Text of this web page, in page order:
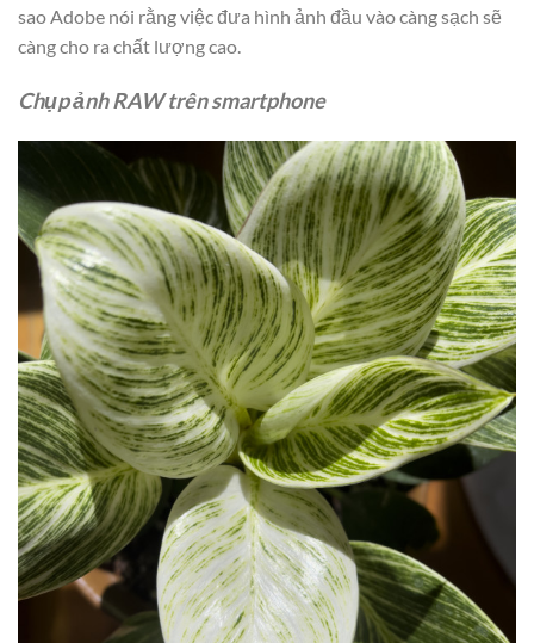
sao Adobe nói rằng việc đưa hình ảnh đầu vào càng sạch sẽ
càng cho ra chất lượng cao.
Chụp ảnh RAW trên smartphone